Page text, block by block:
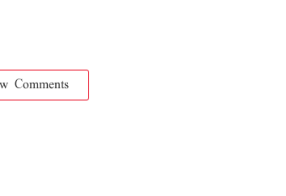
Comments